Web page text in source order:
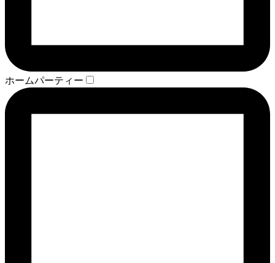
ホームパーティー